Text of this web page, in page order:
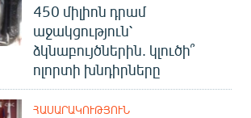
450 միլիոն դրամ
աջակցություն՝
ձկնաբույծներին. կլուծի՞
ոլորտի խնդիրները
ՀԱՍԱՐԱԿՈՒԹՅՈՒՆ